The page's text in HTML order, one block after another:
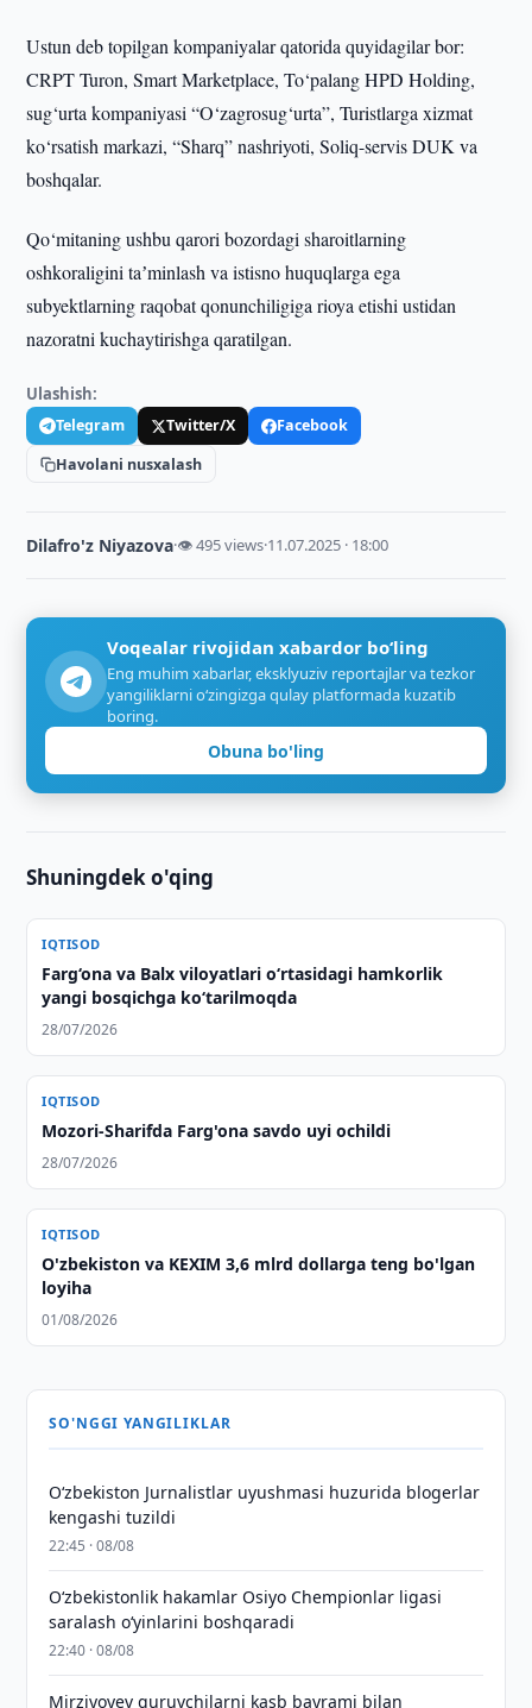
Ustun deb topilgan kompaniyalar qatorida quyidagilar bor:
CRPT Turon, Smart Marketplace, To‘palang HPD Holding,
sug‘urta kompaniyasi “O‘zagrosug‘urta”, Turistlarga xizmat
ko‘rsatish markazi, “Sharq” nashriyoti, Soliq-servis DUK va
boshqalar.
Qo‘mitaning ushbu qarori bozordagi sharoitlarning
oshkoraligini taʼminlash va istisno huquqlarga ega
subyektlarning raqobat qonunchiligiga rioya etishi ustidan
nazoratni kuchaytirishga qaratilgan.
Ulashish:
Telegram Twitter/X
Facebook
Havolani nusxalash
Dilafro'z Niyazova·👁 495 views·11.07.2025 · 18:00
Voqealar rivojidan xabardor bo‘ling
Eng muhim xabarlar, eksklyuziv reportajlar va tezkor
yangiliklarni o‘zingizga qulay platformada kuzatib
boring.
Obuna bo'ling
Shuningdek o'qing
IQTISOD
Farg‘ona va Balx viloyatlari o‘rtasidagi hamkorlik
yangi bosqichga ko‘tarilmoqda
28/07/2026
IQTISOD
Mozori-Sharifda Farg'ona savdo uyi ochildi
28/07/2026
IQTISOD
O'zbekiston va KEXIM 3,6 mlrd dollarga teng bo'lgan
loyiha
01/08/2026
SO'NGGI YANGILIKLAR
O‘zbekiston Jurnalistlar uyushmasi huzurida blogerlar
kengashi tuzildi
22:45 · 08/08
O‘zbekistonlik hakamlar Osiyo Chempionlar ligasi
saralash o‘yinlarini boshqaradi
22:40 · 08/08
Mirziyoyev quruvchilarni kasb bayrami bilan